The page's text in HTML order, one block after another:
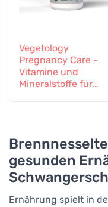
Vegetology
Pregnancy Care -
Vitamine und
Mineralstoffe für
gesunden
Ernährung spielt in